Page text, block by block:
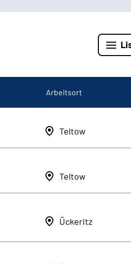
Arbeitsort
Teltow
Teltow
Ückeritz